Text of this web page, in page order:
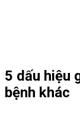
5 dấu hiệu
bệnh khác